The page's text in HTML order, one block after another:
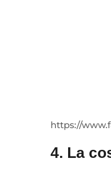
https://
4. La